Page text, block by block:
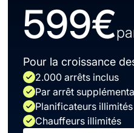
599€
Pour la croissance
2.000 arrêts inclus
Par arrêt
Planificateurs illimités
Chauffeurs illimités